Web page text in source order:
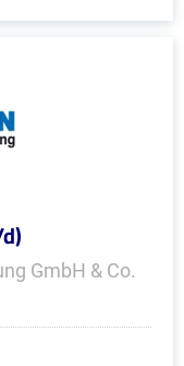
GmbH & Co.